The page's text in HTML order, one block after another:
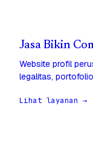
Jasa Bikin
Website profil
legalitas,
Lihat layanan →